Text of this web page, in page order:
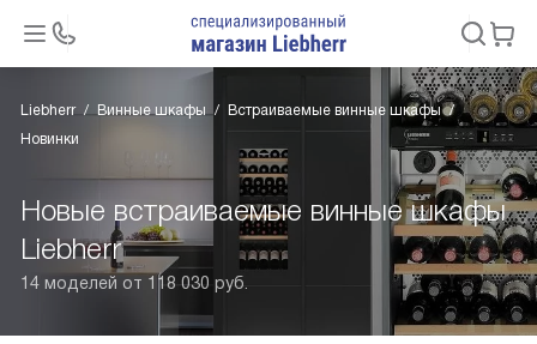
Liebherr Винные шкафы
Встраиваемые винные шкафы
Новинки
Новые встраиваемые винные шкафы
Liebherr
14 моделей от 118 030 руб.